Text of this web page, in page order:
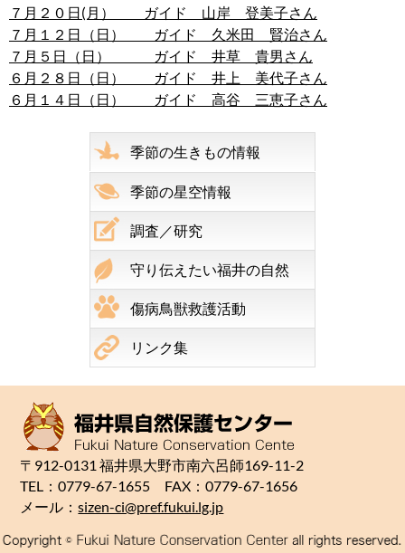
７月２０日(月） ガイド 山岸 登美子さん
７月１２日（日） ガイド 久米田 賢治さん
７月５日（日） ガイド 井草 貴男さん
６月２８日（日） ガイド 井上 美代子さん
６月１４日（日） ガイド 高谷 三恵子さん
季節の生きもの情報
季節の星空情報
調査／研究
守り伝えたい福井の自然
傷病鳥獣救護活動
リンク集
〒912-0131 福井県大野市南六呂師169-11-2
TEL：0779-67-1655 FAX：0779-67-1656
メール：sizen-ci@pref.fukui.lg.jp